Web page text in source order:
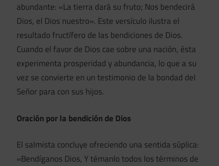
abundante: «La tierra dará su fruto; Nos bendecirá
Dios, el Dios nuestro». Este versículo ilustra el
resultado fructífero de las bendiciones de Dios.
Cuando el favor de Dios cae sobre una nación, ésta
experimenta prosperidad y abundancia, lo que a su
vez se convierte en un testimonio de la bondad del
Señor para con sus hijos.
Oración por la bendición de Dios
El salmista concluye ofreciendo una sentida súplica:
«Bendíganos Dios, Y témanlo todos los términos de